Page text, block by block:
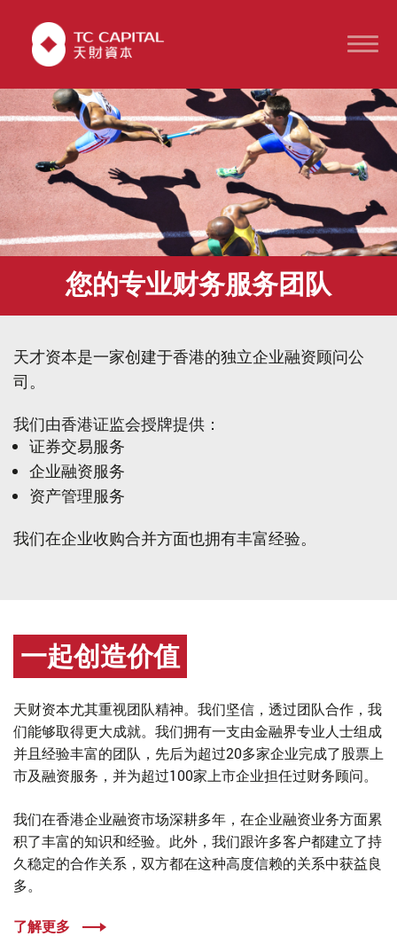
您的专业财务服务团队
天才资本是一家创建于香港的独立企业融资顾问公
司。
我们由香港证监会授牌提供：
证券交易服务
企业融资服务
资产管理服务
我们在企业收购合并方面也拥有丰富经验。
一起创造价值
天财资本尤其重视团队精神。我们坚信，透过团队合作，我
们能够取得更大成就。我们拥有一支由金融界专业人士组成
并且经验丰富的团队，先后为超过20多家企业完成了股票上
市及融资服务，并为超过100家上市企业担任过财务顾问。
我们在香港企业融资市场深耕多年，在企业融资业务方面累
积了丰富的知识和经验。此外，我们跟许多客户都建立了持
久稳定的合作关系，双方都在这种高度信赖的关系中获益良
多。
了解更多